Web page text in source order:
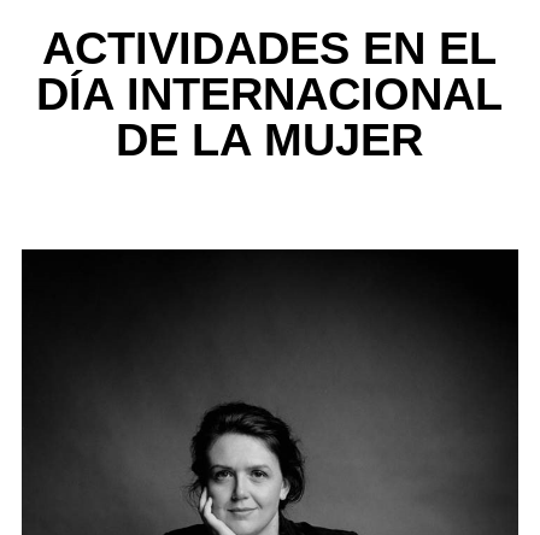
ACTIVIDADES EN EL
DÍA INTERNACIONAL
DE LA MUJER